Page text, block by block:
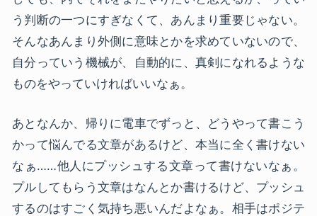
う判断の一つにすぎなくて、あんまり重要じゃない。
そんなあんまり外側に意味とかを求めていないので、
自分っていう機械が、自動的に、真剣になれるような
ものをやっていければいいなぁ。
あとなんか、帰りに電車でずっと、どうやって書こう
かって悩んでる文章があるけど、本当に全く書けない
なぁ……他人にプッシュする文章って書けないなぁ。
プルしてもらう文章はなんとか書けるけど、プッシュ
するのはすごく気持ち悪いんだよなぁ。相手はポジテ